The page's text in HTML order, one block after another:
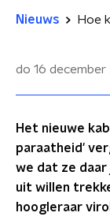
Nieuws
do 16 december
Het nieuwe
paraatheid'
we dat ze daar
uit willen
hoogleraar